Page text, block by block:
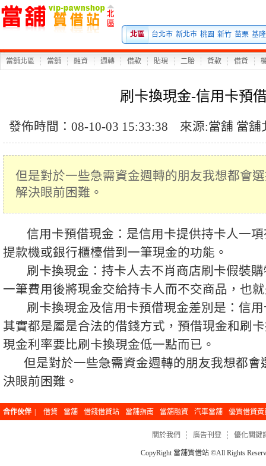
北區 台北市 新北市 桃園 新竹 苗栗 基隆
當舖北區 當舖 融資 週轉 借款 貼現 二胎 貸款 借貸
刷卡換現金-信用卡預
發佈時間：08-10-03 15:33:38 來源:當舖 當舖
但是對於一些急需資金週轉的朋友我想都會
解決眼前困難。
信用卡預借現金：是信用卡提供持卡人一項
提款機或銀行櫃檯借到一筆現金的功能。
刷卡換現金：持卡人去不肖商店刷卡假裝購
一筆費用後將現金交給持卡人而不交商品，也
刷卡換現金及信用卡預借現金差別是：信用
其實都是屬是合法的借錢方式，預借現金和刷
現金利率要比刷卡換現金低一點而已。
但是對於一些急需資金週轉的朋友我想都會
決眼前困難。
合作伙伴 借貸 當舖 借錢借貸站 當舖指南 當舖融資 汽車當舖 優質借貸黃
關於我們 廣告刊登 優化關鍵
CopyRight當舖質借站 ©All Rights